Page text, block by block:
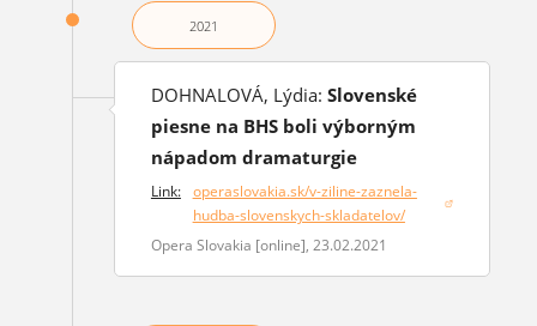
2021
DOHNALOVÁ, Lýdia: Slovenské
piesne na BHS boli výborným
nápadom dramaturgie
Link: operaslovakia.sk/v-ziline-zaznela-
hudba-slovenskych-skladatelov/
(otvorí sa v novom okne)
Opera Slovakia [online], 23.02.2021